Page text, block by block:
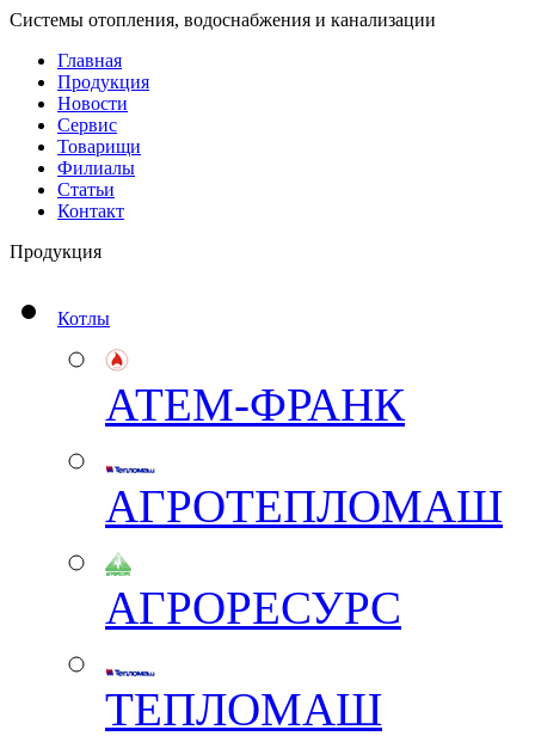
Системы отопления, водоснабжения и канализации
Главная
Продукция
Новости
Сервис
Товарищи
Филиалы
Статьи
Контакт
Продукция
Котлы
АТЕМ-ФРАНК
АГРОТЕПЛОМАШ
АГРОРЕСУРС
ТЕПЛОМАШ